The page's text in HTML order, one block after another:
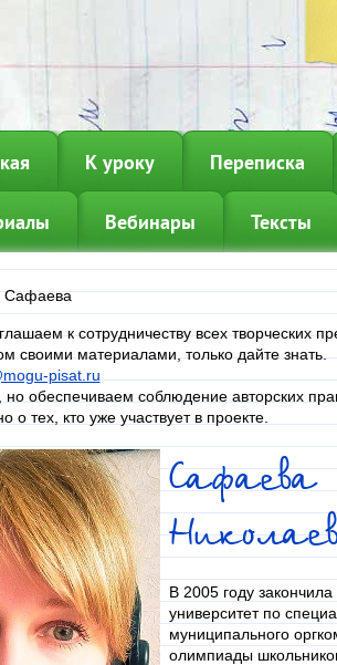
К уроку Переписка
Вебинары Тексты
Сафаева
к сотрудничеству всех творческих
своими материалами, только дайте знать.
pisat.ru
обеспечиваем соблюдение авторских
о тех, кто уже участвует в проекте.
В 2005 году
университет по
муниципального
олимпиады